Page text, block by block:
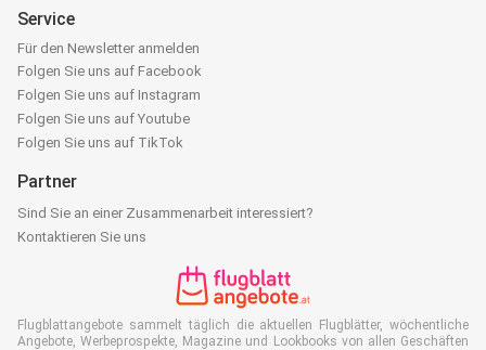
Service
Für den Newsletter anmelden
Folgen Sie uns auf Facebook
Folgen Sie uns auf Instagram
Folgen Sie uns auf Youtube
Folgen Sie uns auf TikTok
Partner
Sind Sie an einer Zusammenarbeit interessiert?
Kontaktieren Sie uns
Flugblattangebote sammelt täglich die aktuellen Flugblätter, wöchentliche
Angebote, Werbeprospekte, Magazine und Lookbooks von allen Geschäften